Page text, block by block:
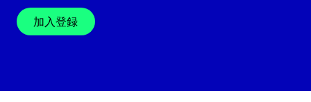
加入登録